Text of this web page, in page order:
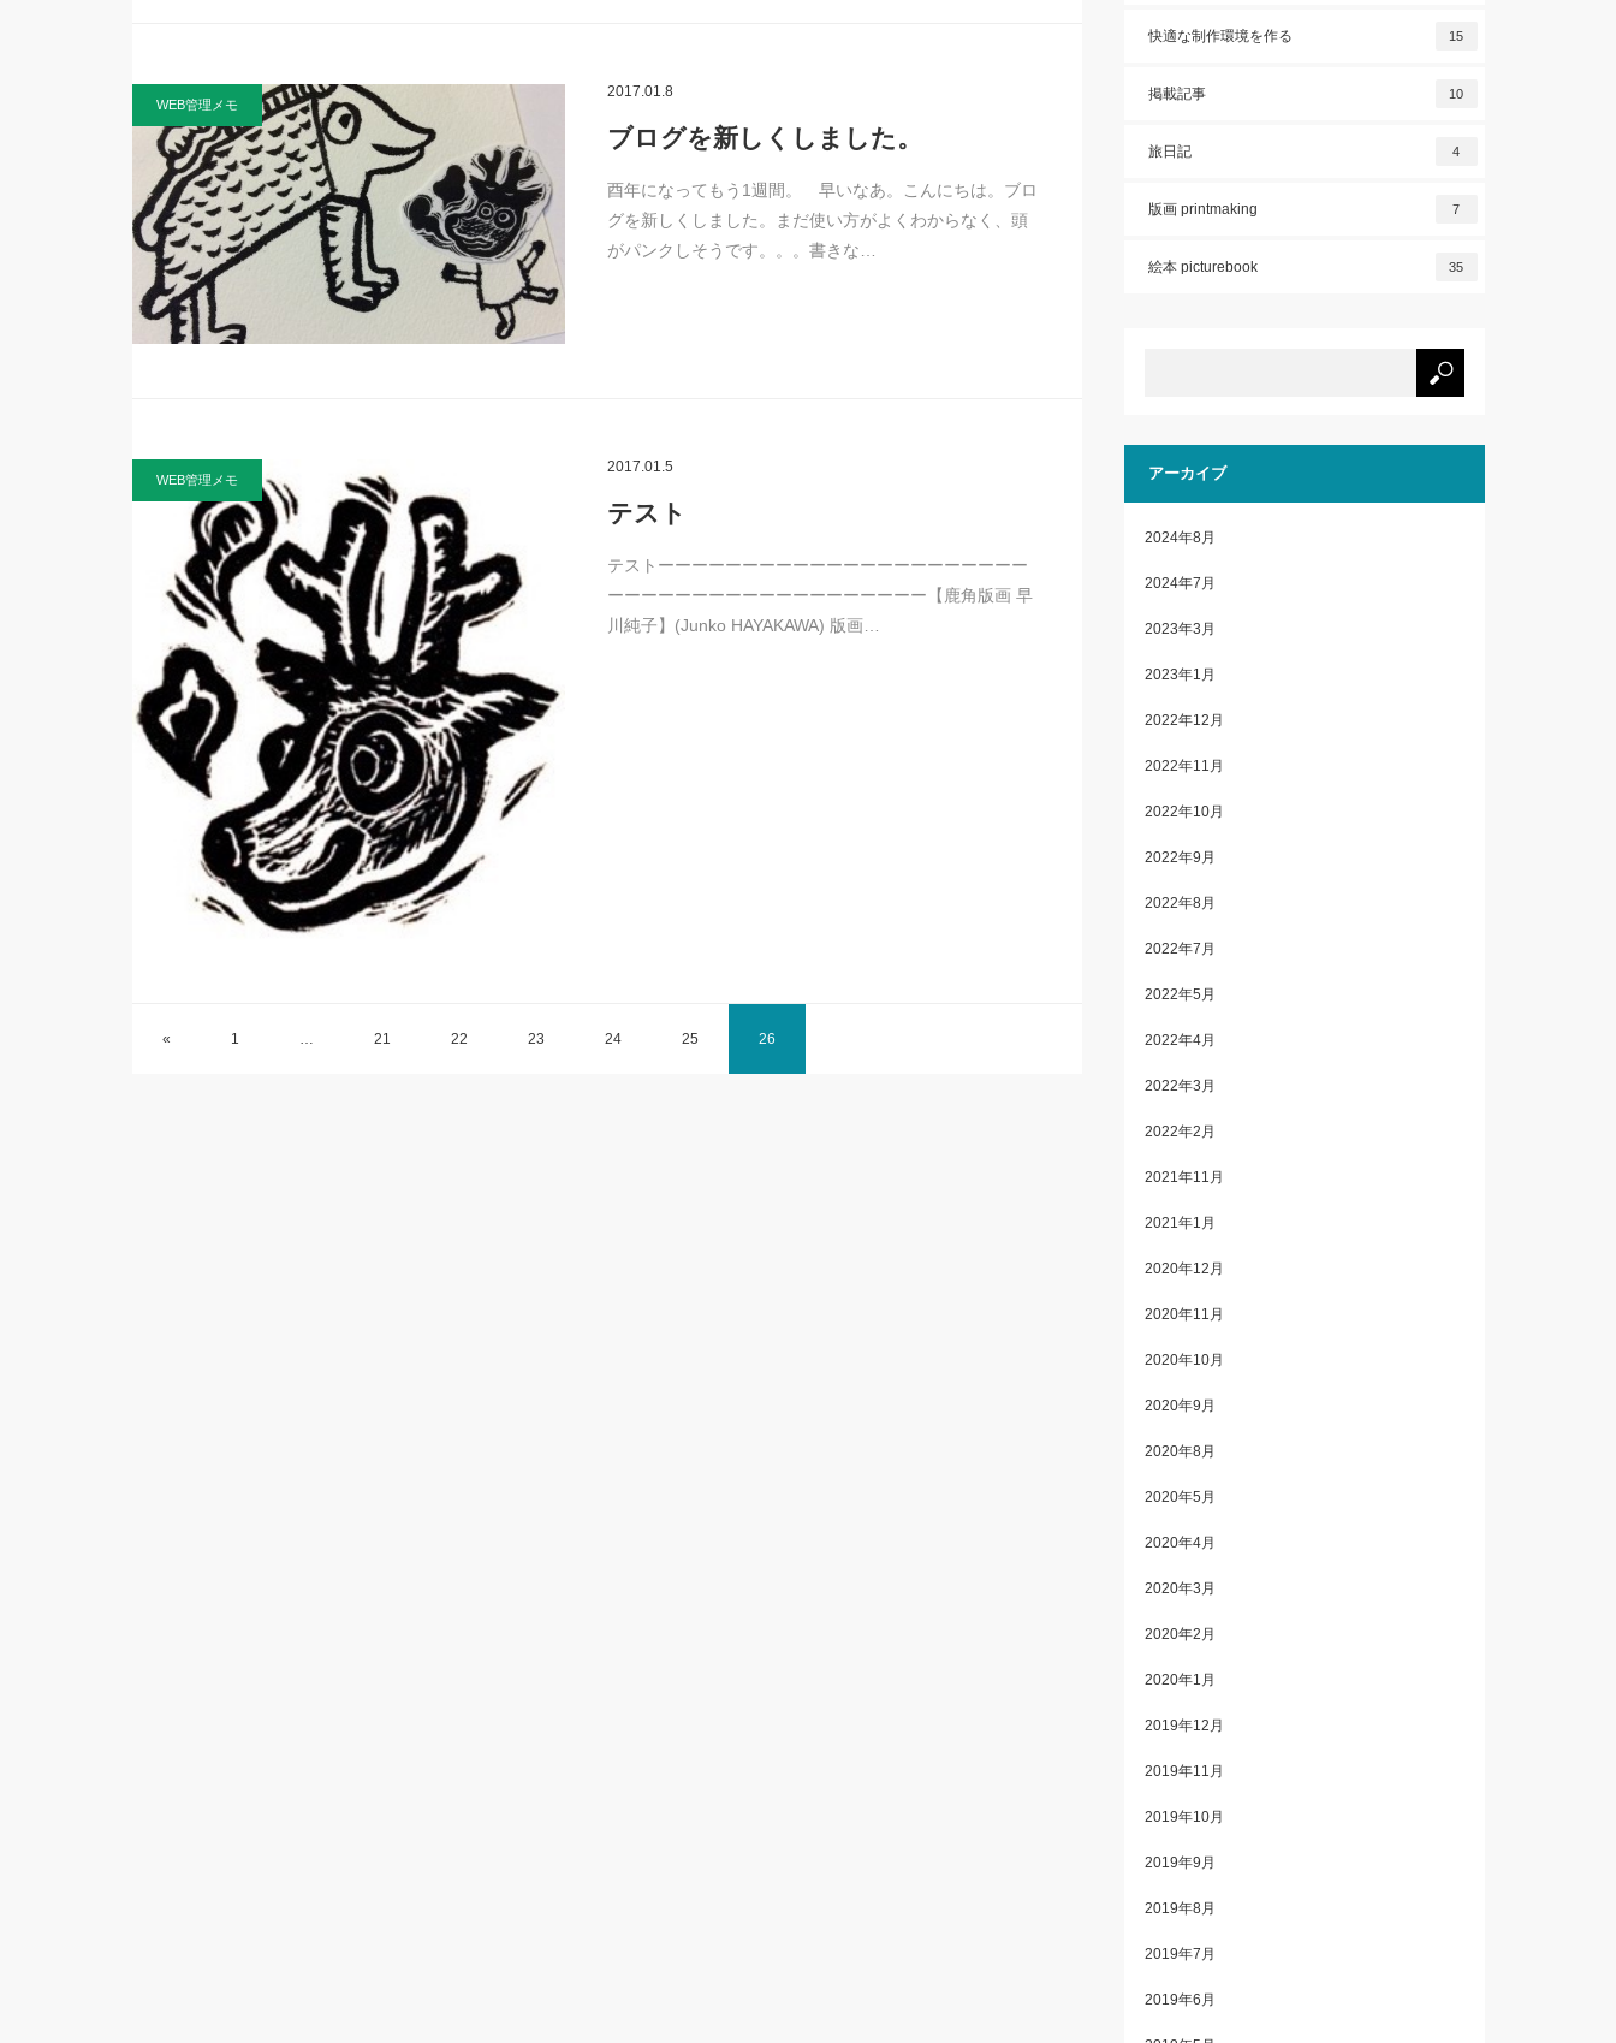
WEB管理メモ
2017.01.8
ブログを新しくしました。
酉年になってもう1週間。 早いなあ。こんにちは。ブロ
グを新しくしました。まだ使い方がよくわからなく、頭
がパンクしそうです。。。書きな…
WEB管理メモ
2017.01.5
テスト
テストーーーーーーーーーーーーーーーーーーーーーー
ーーーーーーーーーーーーーーーーーーー【鹿角版画 早
川純子】(Junko HAYAKAWA) 版画…
« 1 … 21 22 23 24 25 26
快適な制作環境を作る 15
掲載記事 10
旅日記 4
版画 printmaking 7
絵本 picturebook 35
アーカイブ
2024年8月
2024年7月
2023年3月
2023年1月
2022年12月
2022年11月
2022年10月
2022年9月
2022年8月
2022年7月
2022年5月
2022年4月
2022年3月
2022年2月
2021年11月
2021年1月
2020年12月
2020年11月
2020年10月
2020年9月
2020年8月
2020年5月
2020年4月
2020年3月
2020年2月
2020年1月
2019年12月
2019年11月
2019年10月
2019年9月
2019年8月
2019年7月
2019年6月